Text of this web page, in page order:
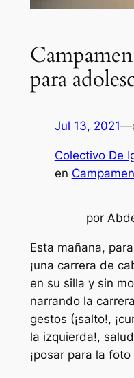
para
Jul 13, 2021—
Colectivo De
en
por
Esta mañana,
¡una carrera de
en su silla y sin
narrando la
gestos (¡salto!,
la izquierda!,
¡posar para la